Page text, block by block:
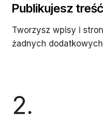
Publikujesz
Tworzysz wpisy i
żadnych
2.